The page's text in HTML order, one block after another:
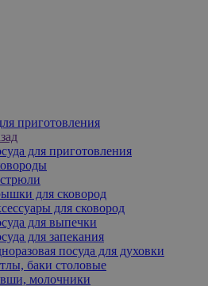
приготовления
для приготовления
для сковород
для сковород
для выпечки
для запекания
посуда для духовки
баки столовые
молочники